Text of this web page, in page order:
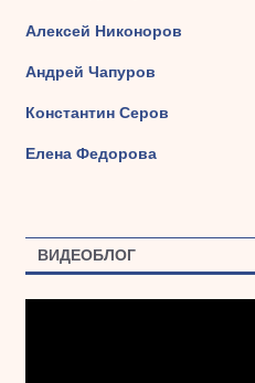
Алексей Никоноров
Андрей Чапуров
Константин Серов
Елена Федорова
ВИДЕОБЛОГ